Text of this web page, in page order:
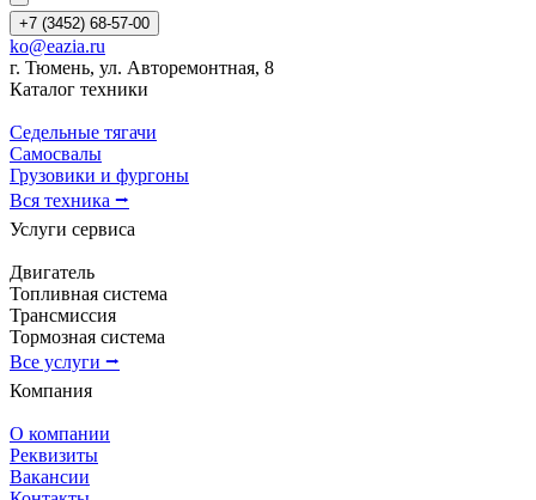
+7 (3452) 68-57-00
ko@eazia.ru
г. Тюмень, ул. Авторемонтная, 8
Каталог техники
Седельные тягачи
Самосвалы
Грузовики и фургоны
Вся техника ⭢
Услуги сервиса
Двигатель
Топливная система
Трансмиссия
Тормозная система
Все услуги ⭢
Компания
О компании
Реквизиты
Вакансии